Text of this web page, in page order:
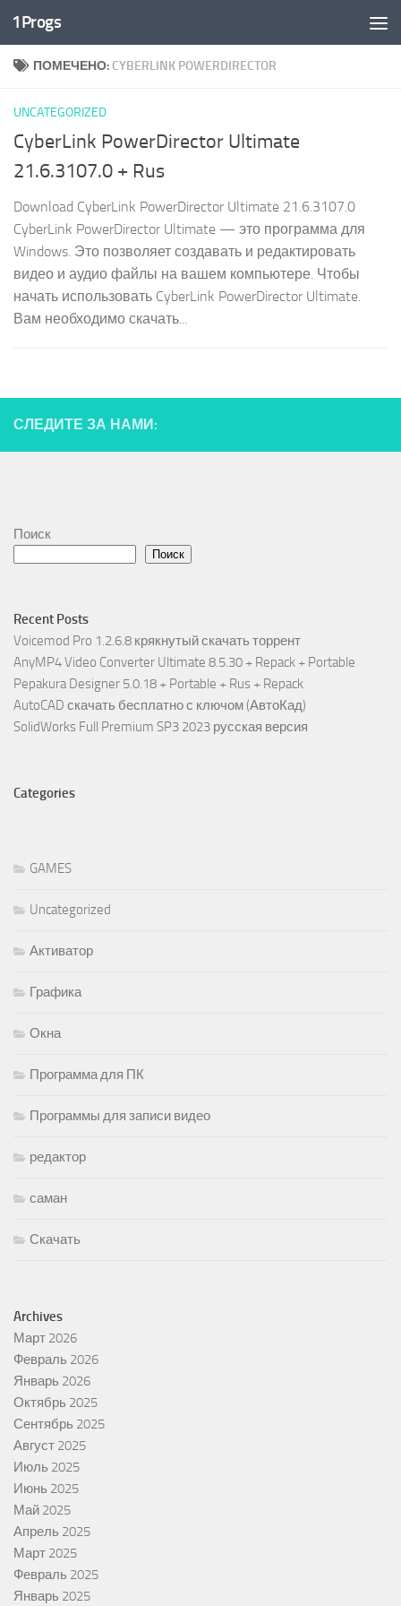
Перейти к содержимому
1Progs
ПОМЕЧЕНО: CYBERLINK POWERDIRECTOR
UNCATEGORIZED
CyberLink PowerDirector Ultimate
21.6.3107.0 + Rus
Download CyberLink PowerDirector Ultimate 21.6.3107.0
CyberLink PowerDirector Ultimate — это программа для
Windows. Это позволяет создавать и редактировать
видео и аудио файлы на вашем компьютере. Чтобы
начать использовать CyberLink PowerDirector Ultimate.
Вам необходимо скачать...
СЛЕДИТЕ ЗА НАМИ:
Поиск
Поиск
Recent Posts
Voicemod Pro 1.2.6.8 крякнутый скачать торрент
AnyMP4 Video Converter Ultimate 8.5.30 + Repack + Portable
Pepakura Designer 5.0.18 + Portable + Rus + Repack
AutoCAD скачать бесплатно с ключом (АвтоКад)
SolidWorks Full Premium SP3 2023 русская версия
Categories
GAMES
Uncategorized
Активатор
Графика
Окна
Программа для ПК
Программы для записи видео
редактор
саман
Скачать
Archives
Март 2026
Февраль 2026
Январь 2026
Октябрь 2025
Сентябрь 2025
Август 2025
Июль 2025
Июнь 2025
Май 2025
Апрель 2025
Март 2025
Февраль 2025
Январь 2025